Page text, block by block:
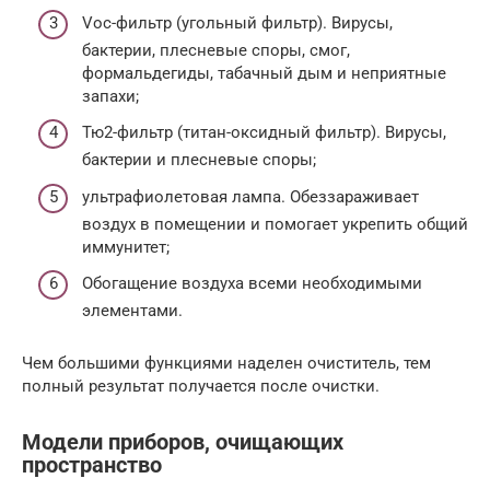
Voc-фильтр (угольный фильтр). Вирусы,
бактерии, плесневые споры, смог,
формальдегиды, табачный дым и неприятные
запахи;
Тю2-фильтр (титан-оксидный фильтр). Вирусы,
бактерии и плесневые споры;
ультрафиолетовая лампа. Обеззараживает
воздух в помещении и помогает укрепить общий
иммунитет;
Обогащение воздуха всеми необходимыми
элементами.
Чем большими функциями наделен очиститель, тем
полный результат получается после очистки.
Модели приборов, очищающих
пространство